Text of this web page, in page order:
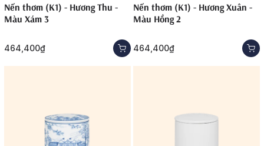
Nến thơm (K1) - Hương Thu -
Màu Xám 3
464,400₫
Nến thơm (K1) - Hương Xuân -
Màu Hồng 2
464,400₫